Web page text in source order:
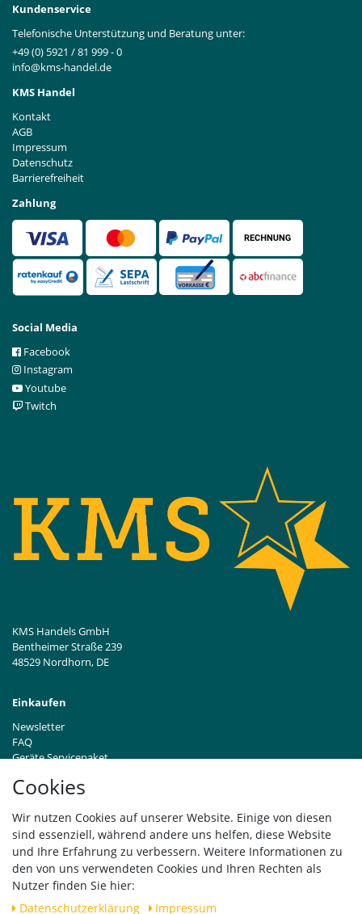
Cookies
Wir nutzen Cookies auf unserer Website. Einige von diesen
sind essenziell, während andere uns helfen, diese Website
und Ihre Erfahrung zu verbessern. Weitere Informationen zu
den von uns verwendeten Cookies und Ihren Rechten als
Nutzer finden Sie hier:
Daten­schutz­erklärung
Impressum
Kundenservice
Telefonische Unterstützung und Beratung unter:
+49 (0) 5921 / 81 999 - 0
info@kms-handel.de
KMS Handel
Kontakt
AGB
Impressum
Datenschutz
Barrierefreiheit
Zahlung
Social Media
Facebook
Instagram
Youtube
Twitch
KMS Handels GmbH
Bentheimer Straße 239
48529 Nordhorn, DE
Einkaufen
Newsletter
FAQ
Geräte Servicepaket
Händleranfragen B2B
Widerrufsrecht
Vertrag widerrufen
Versand